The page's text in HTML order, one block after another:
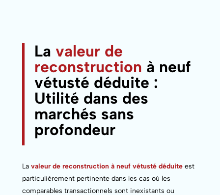
La valeur de
reconstruction à neuf
vétusté déduite :
Utilité dans des
marchés sans
profondeur
La valeur de reconstruction à neuf vétusté déduiteest
particulièrement pertinente dans les cas où les
comparables transactionnels sont inexistants ou